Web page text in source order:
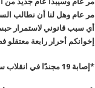
مر عام وهل لنا أن نطالب
أي سبب قانوني لاستمرار
إخوانكم أحرار رابعة معتقلو فض
*إصابة 19 مجندًا في انقلاب سيارة شرطة ومدرعة جيش في «ترعة» بدمياط